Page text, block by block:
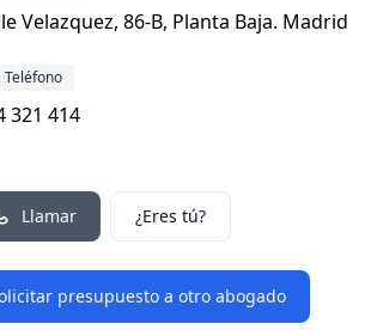
Velazquez, 86-B, Planta Baja. Madrid
Teléfono
321 414
Llamar ¿Eres tú?
presupuesto a otro abogado